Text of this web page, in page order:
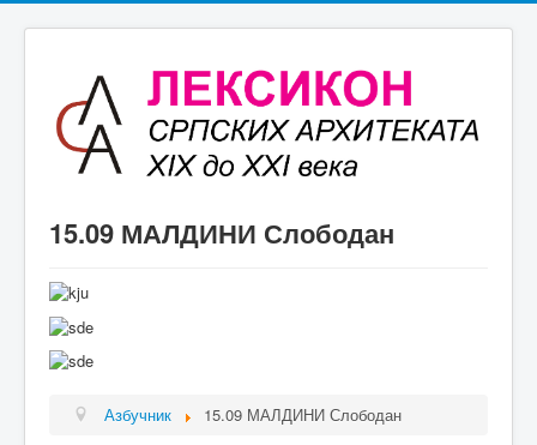
15.09 МАЛДИНИ Слободан
Азбучник
15.09 МАЛДИНИ Слободан